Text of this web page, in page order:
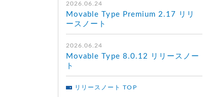
2026.06.24
Movable Type Premium 2.17 リリ
ースノート
2026.06.24
Movable Type 8.0.12 リリースノー
ト
リリースノート TOP